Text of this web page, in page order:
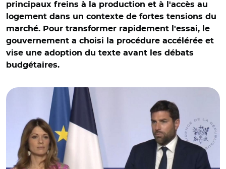
principaux freins à la production et à l'accès au
logement dans un contexte de fortes tensions du
marché. Pour transformer rapidement l'essai, le
gouvernement a choisi la procédure accélérée et
vise une adoption du texte avant les débats
budgétaires.